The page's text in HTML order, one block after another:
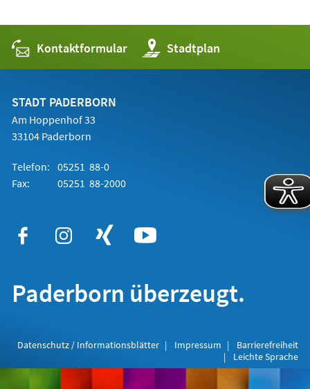
Kontaktformular Stadtplan
(Öffnet
in
einem
STADT PADERBORN
Am Hoppenhof 33
33104 Paderborn
Telefon: 05251 88-0
Fax:
05251 88-2000
Paderborn überzeugt.
Datenschutz / Informationsblätter Impressum
Barrierefreiheit
Leichte Sprache